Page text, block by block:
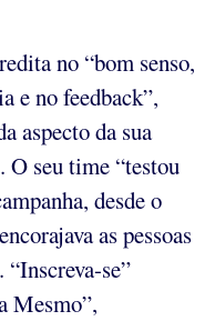
no “bom senso,
e no feedback”,
aspecto da sua
O seu time “testou
desde o
as pessoas
“Inscreva-se”
Mesmo”,